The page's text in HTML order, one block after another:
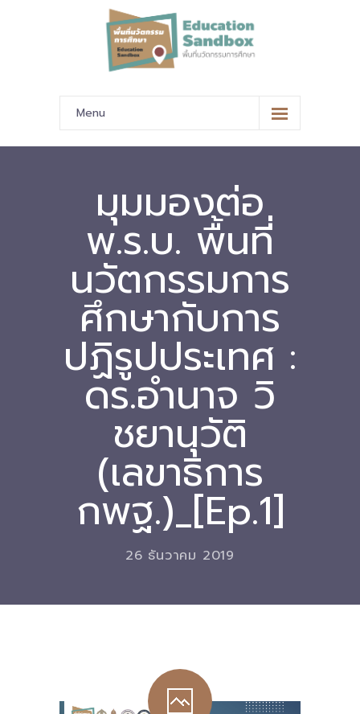
Menu
หน้าหลัก
-- มาตรฐานข้อมูลและมาตรฐานการแลกเปลี่ยนข้อมูล
-- สถานศึกษานำร่อง
-- EdusandboxGM
-- วีดิทัศน์นำเสนอสถานศึกษานำร่อง
-- ปฏิทินการขับเคลื่อนพื้นที่นวัตกรรมการศึกษา
Download
-- กฎหมาย
---- เจตนารมณ์ของ พ.ร.บ.
---- พ.ร.บ. และอนุบัญญัติ
---- พ.ร.ฎ. ขยายเวลาใช้บังคับ พ.ร.บ.พื้นที่นวัตกรรมการ
---- รายงานการประเมินผลสัมฤทธิ์ พ.ร.บ.พื้นที่นวัตกรรม
---- รายงานการวิเคราะห์ผลกระทบที่อาจเกิดขึ้นจากกฎ
หมายฯ
มุมมองต่อ
พ.ร.บ. พื้นที่
นวัตกรรมการ
ศึกษากับการ
ปฏิรูปประเทศ :
ดร.อำนาจ วิ
ชยานุวัติ
(เลขาธิการ
กพฐ.)_[Ep.1]
26 ธันวาคม 2019